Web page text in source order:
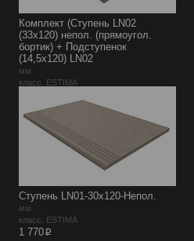
Комплект (Ступень LN02
(33x120) непол. (прямоугол.
бортик) + Подступенок
(14,5x120) LN02
мм
класс, ESTIMA
Ступень LN01-30x120-Непол.
мм
класс, ESTIMA
1 770p